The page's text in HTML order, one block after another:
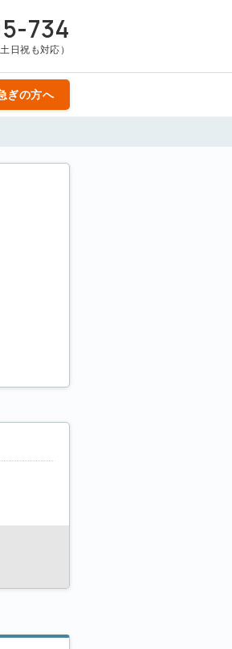
734
日祝も対応）
ぎの方へ